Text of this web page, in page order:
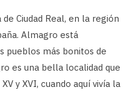
Ciudad Real, en la región
Almagro está
pueblos más bonitos de
es una bella localidad que
y XVI, cuando aquí vivía la